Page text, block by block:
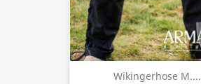
Wikingerhose M....